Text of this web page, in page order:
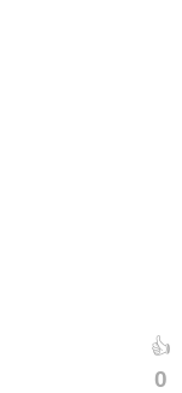
👍
0